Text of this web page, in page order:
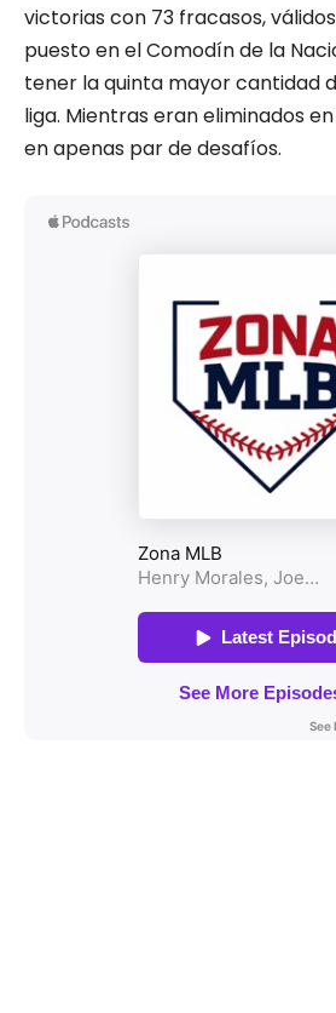
victorias con 73 fracasos,
puesto en el Comodín de la
tener la quinta mayor cantidad
liga. Mientras eran eliminados
en apenas par de desafíos.